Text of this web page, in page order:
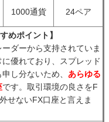
1000通貨 24ペア
めポイント】
ダーから支持されていま
優れており、スプレッド
し分ないため、 あらゆる
です。取引環境の良さをF
せないFX口座と言えま